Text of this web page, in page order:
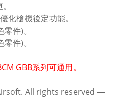
化槍機後定功能。
零件)。
零件)。
GBB系列可通用。
All rights reserved ―